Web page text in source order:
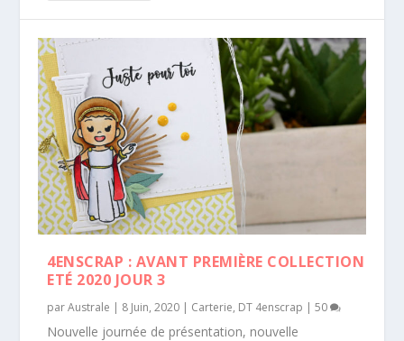
4ENSCRAP : AVANT PREMIÈRE COLLECTION
ETÉ 2020 JOUR 3
parAustrale | 8 Juin, 2020 | Carterie, DT 4enscrap |50
Nouvelle journée de présentation, nouvelle